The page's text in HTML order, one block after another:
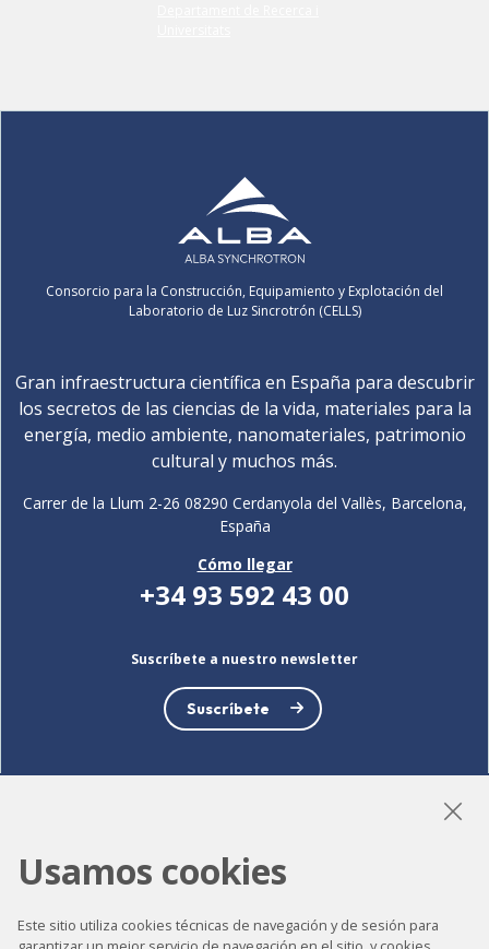
Consorcio para la Construcción, Equipamiento y Explotación del
Laboratorio de Luz Sincrotrón (CELLS)
Gran infraestructura científica en España para descubrir
los secretos de las ciencias de la vida, materiales para la
energía, medio ambiente, nanomateriales, patrimonio
cultural y muchos más.
Carrer de la Llum 2-26 08290 Cerdanyola del Vallès, Barcelona,
España
Cómo llegar
+34 93 592 43 00
Suscríbete a nuestro newsletter
Suscríbete
Usamos cookies
Este sitio utiliza cookies técnicas de navegación y de sesión para